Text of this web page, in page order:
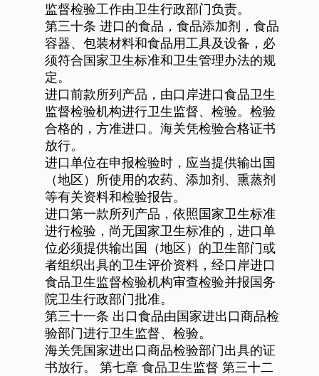
监督检验工作由卫生行政部门负责。
第三十条 进口的食品，食品添加剂，食品
容器、包装材料和食品用工具及设备，必
须符合国家卫生标准和卫生管理办法的规
定。
进口前款所列产品，由口岸进口食品卫生
监督检验机构进行卫生监督、检验。检验
合格的，方准进口。海关凭检验合格证书
放行。
进口单位在申报检验时，应当提供输出国
（地区）所使用的农药、添加剂、熏蒸剂
等有关资料和检验报告。
进口第一款所列产品，依照国家卫生标准
进行检验，尚无国家卫生标准的，进口单
位必须提供输出国（地区）的卫生部门或
者组织出具的卫生评价资料，经口岸进口
食品卫生监督检验机构审查检验并报国务
院卫生行政部门批准。
第三十一条 出口食品由国家进出口商品检
验部门进行卫生监督、检验。
海关凭国家进出口商品检验部门出具的证
书放行。
第七章 食品卫生监督 第三十二